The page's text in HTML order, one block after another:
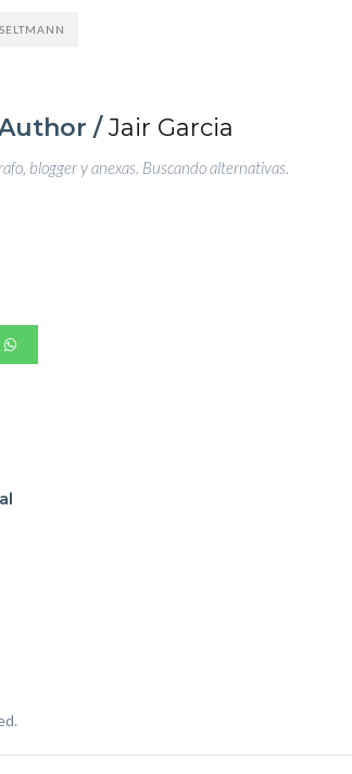
/Jair Garcia
blogger y anexas. Buscando alternativas.